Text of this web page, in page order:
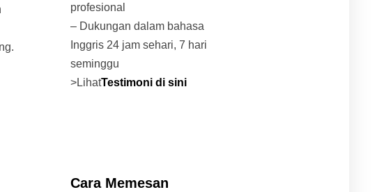
profesional
– Dukungan dalam bahasa
Inggris 24 jam sehari, 7 hari
seminggu
>LihatTestimoni di sini
Cara Memesan